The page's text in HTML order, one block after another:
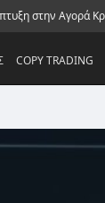
στην Αγορά
COPY TRADING